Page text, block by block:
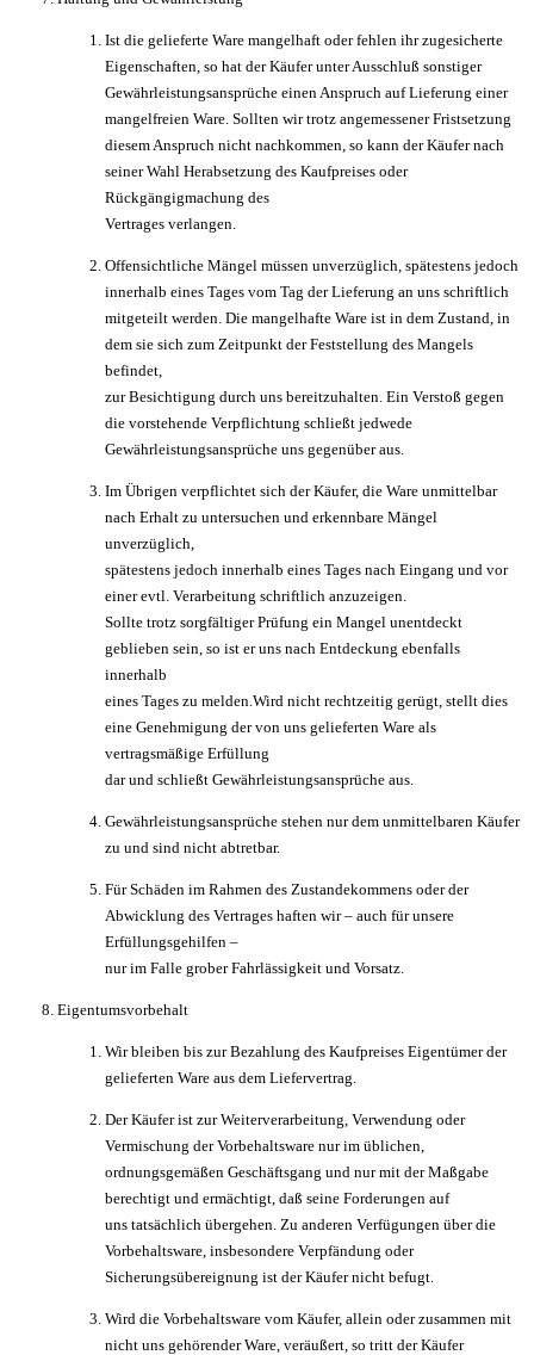
Ist die gelieferte Ware mangelhaft oder fehlen ihr zugesicherte
Eigenschaften, so hat der Käufer unter Ausschluß sonstiger
Gewährleistungsansprüche einen Anspruch auf Lieferung einer
mangelfreien Ware. Sollten wir trotz angemessener Fristsetzung
diesem Anspruch nicht nachkommen, so kann der Käufer nach
seiner Wahl Herabsetzung des Kaufpreises oder
Rückgängigmachung des
Vertrages verlangen.
Offensichtliche Mängel müssen unverzüglich, spätestens jedoch
innerhalb eines Tages vom Tag der Lieferung an uns schriftlich
mitgeteilt werden. Die mangelhafte Ware ist in dem Zustand, in
dem sie sich zum Zeitpunkt der Feststellung des Mangels
befindet,
zur Besichtigung durch uns bereitzuhalten. Ein Verstoß gegen
die vorstehende Verpflichtung schließt jedwede
Gewährleistungsansprüche uns gegenüber aus.
Im Übrigen verpflichtet sich der Käufer, die Ware unmittelbar
nach Erhalt zu untersuchen und erkennbare Mängel
unverzüglich,
spätestens jedoch innerhalb eines Tages nach Eingang und vor
einer evtl. Verarbeitung schriftlich anzuzeigen.
Sollte trotz sorgfältiger Prüfung ein Mangel unentdeckt
geblieben sein, so ist er uns nach Entdeckung ebenfalls
innerhalb
eines Tages zu melden.Wird nicht rechtzeitig gerügt, stellt dies
eine Genehmigung der von uns gelieferten Ware als
vertragsmäßige Erfüllung
dar und schließt Gewährleistungsansprüche aus.
Gewährleistungsansprüche stehen nur dem unmittelbaren Käufer
zu und sind nicht abtretbar.
Für Schäden im Rahmen des Zustandekommens oder der
Abwicklung des Vertrages haften wir – auch für unsere
Erfüllungsgehilfen –
nur im Falle grober Fahrlässigkeit und Vorsatz.
Eigentumsvorbehalt
Wir bleiben bis zur Bezahlung des Kaufpreises Eigentümer der
gelieferten Ware aus dem Liefervertrag.
Der Käufer ist zur Weiterverarbeitung, Verwendung oder
Vermischung der Vorbehaltsware nur im üblichen,
ordnungsgemäßen Geschäftsgang und nur mit der Maßgabe
berechtigt und ermächtigt, daß seine Forderungen auf
uns tatsächlich übergehen. Zu anderen Verfügungen über die
Vorbehaltsware, insbesondere Verpfändung oder
Sicherungsübereignung ist der Käufer nicht befugt.
Wird die Vorbehaltsware vom Käufer, allein oder zusammen mit
nicht uns gehörender Ware, veräußert, so tritt der Käufer